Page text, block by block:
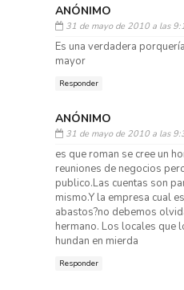
ANÓNIMO
31 de mayo de 2010 a las
Es una verdadera
mayor
Responder
ANÓNIMO
31 de mayo de 2010 a las
es que roman se cree un
reuniones de negocios
publico.Las cuentas son
mismo.Y la empresa cual
abastos?no debemos
hermano. Los locales que
hundan en mierda
Responder